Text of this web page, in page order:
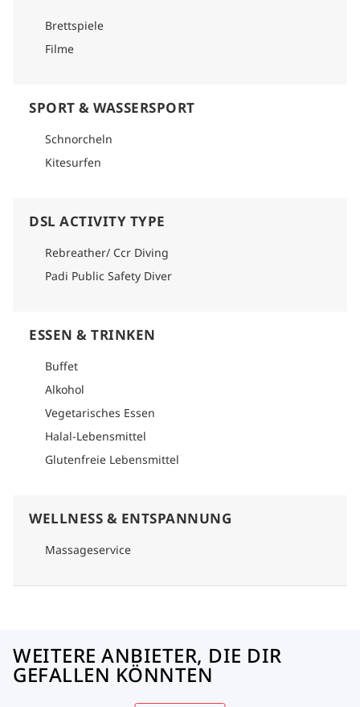
Brettspiele
Filme
SPORT & WASSERSPORT
Schnorcheln
Kitesurfen
DSL ACTIVITY TYPE
Rebreather/ Ccr Diving
Padi Public Safety Diver
ESSEN & TRINKEN
Buffet
Alkohol
Vegetarisches Essen
Halal-Lebensmittel
Glutenfreie Lebensmittel
WELLNESS & ENTSPANNUNG
Massageservice
WEITERE ANBIETER, DIE DIR
GEFALLEN KÖNNTEN